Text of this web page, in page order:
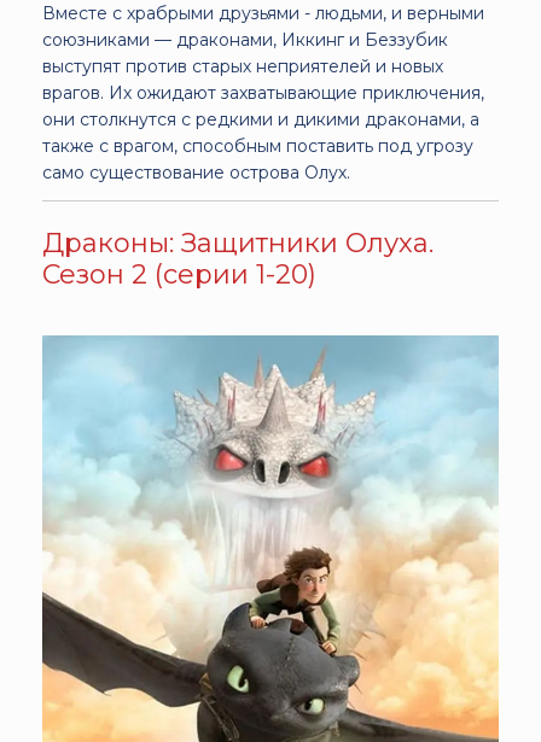
Вместе с храбрыми друзьями - людьми, и верными
союзниками — драконами, Иккинг и Беззубик
выступят против старых неприятелей и новых
врагов. Их ожидают захватывающие приключения,
они столкнутся с редкими и дикими драконами, а
также с врагом, способным поставить под угрозу
само существование острова Олух.
Драконы: Защитники Олуха.
Сезон 2 (серии 1-20)